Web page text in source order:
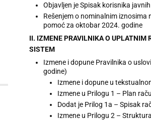
Objavljen je Spisak korisnika
Rešenjem o nominalnim
pomoć za oktobar 2024. godine
II. IZMENE PRAVILNIKA O UPLATNIM
SISTEM
Izmene i dopune Pravilnika o
godine)
Izmene i dopune u
Izmene u Prilogu 1 – Plan
Dodat je Prilog 1a – Spisak
Izmene u Prilogu 2 –